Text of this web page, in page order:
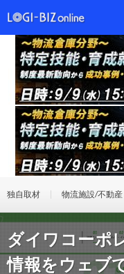
独自取材 物流施設/不動産
ダイワコーポ
情報をウェブ